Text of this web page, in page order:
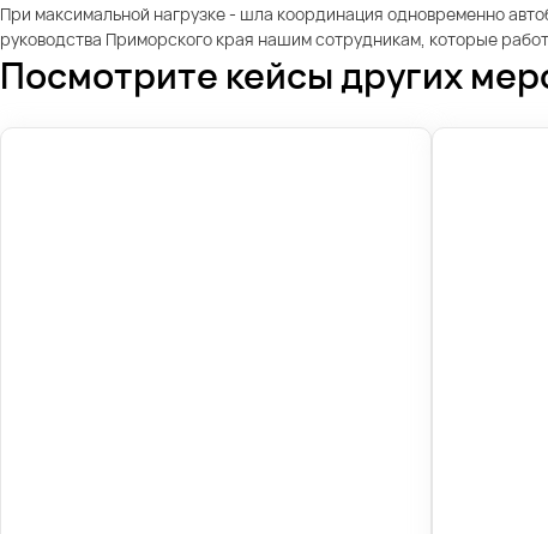
При максимальной нагрузке - шла координация одновременно
руководства Приморского края нашим сотрудникам, которые
Посмотрите кейсы других